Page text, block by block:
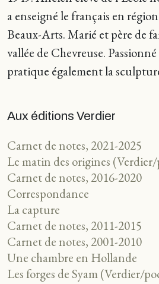
a enseigné le français en
Beaux-Arts. Marié et père de
vallée de Chevreuse.
pratique également la
Aux éditions Verdier
Carnet de notes, 2021-2025
Le matin des origines
Carnet de notes, 2016-2020
Correspondance
La capture
Carnet de notes, 2011-2015
Carnet de notes, 2001-2010
Une chambre en Hollande
Les forges de Syam (Verdier/